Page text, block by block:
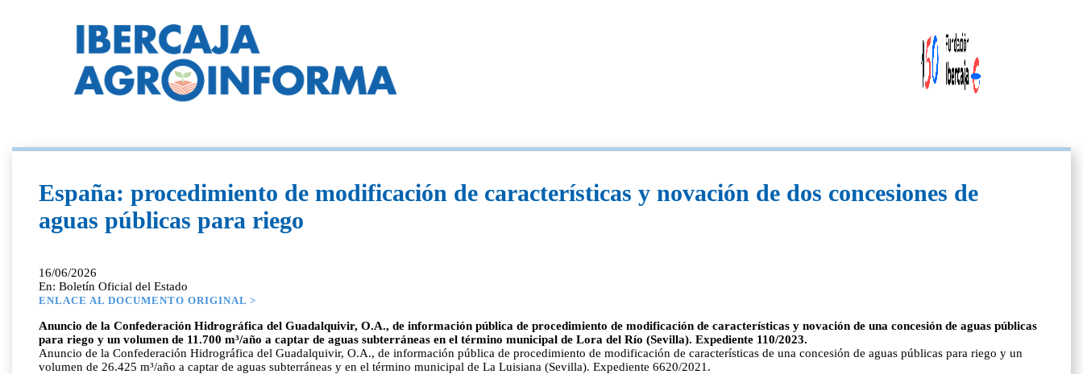
España: procedimiento de modificación de características y novación de dos concesiones de
aguas públicas para riego
16/06/2026
En: Boletín Oficial del Estado
ENLACE AL DOCUMENTO ORIGINAL >
Anuncio de la Confederación Hidrográfica del Guadalquivir, O.A., de información pública de procedimiento de modificación de características y novación de una concesión de aguas públicas
para riego y un volumen de 11.700 m³/año a captar de aguas subterráneas en el término municipal de Lora del Río (Sevilla). Expediente 110/2023.
Anuncio de la Confederación Hidrográfica del Guadalquivir, O.A., de información pública de procedimiento de modificación de características de una concesión de aguas públicas para riego y un
volumen de 26.425 m³/año a captar de aguas subterráneas y en el término municipal de La Luisiana (Sevilla). Expediente 6620/2021.